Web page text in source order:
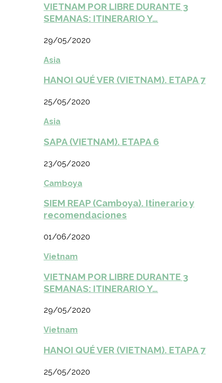
VIETNAM POR LIBRE DURANTE 3
SEMANAS: ITINERARIO Y…
29/05/2020
Asia
HANOI QUÉ VER (VIETNAM). ETAPA 7
25/05/2020
Asia
SAPA (VIETNAM). ETAPA 6
23/05/2020
Camboya
SIEM REAP (Camboya). Itinerario y
recomendaciones
01/06/2020
Vietnam
VIETNAM POR LIBRE DURANTE 3
SEMANAS: ITINERARIO Y…
29/05/2020
Vietnam
HANOI QUÉ VER (VIETNAM). ETAPA 7
25/05/2020